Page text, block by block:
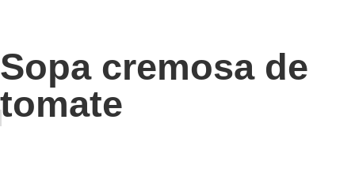
Sopa cremosa de
tomate